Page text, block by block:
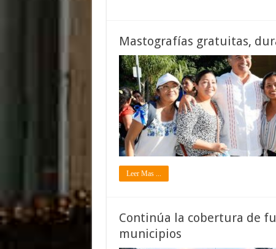
Mastografías gratuitas,
Leer Mas ...
Continúa la cobertura de
municipios